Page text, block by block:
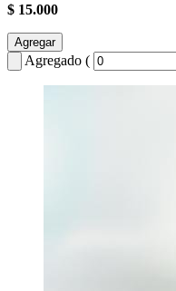
$ 15.000
Agregar
Agregado (